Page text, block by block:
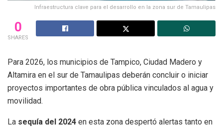
Infraestructura clave para el desarrollo en la zona sur de Tamaulipas
0
SHARES
Para 2026, los municipios de Tampico, Ciudad Madero y
Altamira en el sur de Tamaulipas deberán concluir o iniciar
proyectos importantes de obra pública vinculados al agua y
movilidad.
La sequía del 2024 en esta zona despertó alertas tanto en